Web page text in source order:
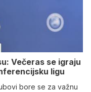
Večeras se igraju
ligu
bore se za važnu